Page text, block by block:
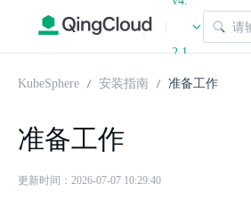
|
2.1
KubeSphere 安装指南 准备工作
准备工作
更新时间：2026-07-07 10:29:40